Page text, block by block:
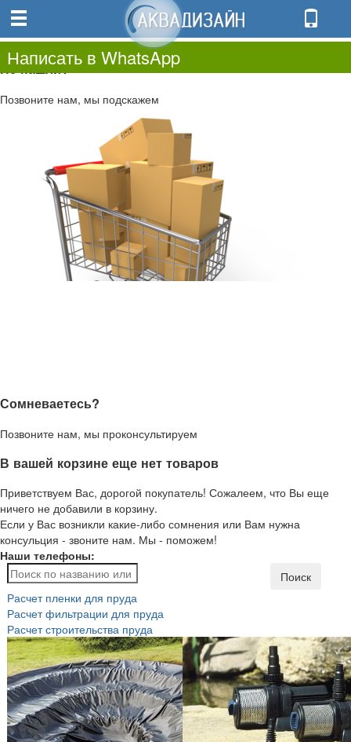
0.00
0
Не нашли?
Позвоните нам, мы подскажем
Сомневаетесь?
Позвоните нам, мы проконсультируем
В вашей корзине еще нет товаров
Приветствуем Вас, дорогой покупатель! Сожалеем, что Вы еще
ничего не добавили в корзину.
Если у Вас возникли какие-либо сомнения или Вам нужна
консульция - звоните нам. Мы - поможем!
Наши телефоны:
Написать в WhatsApp
Поиск
Расчет пленки для пруда
Расчет фильтрации для пруда
Расчет строительства пруда